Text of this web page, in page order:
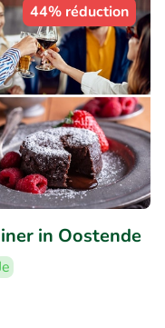
44% réduction
in Oostende